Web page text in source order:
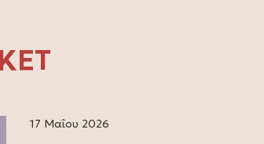
17 Μαΐου 2026